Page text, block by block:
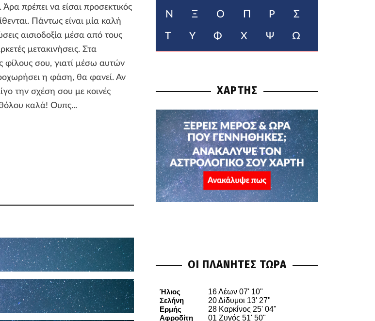
πρέπει να είσαι προσεκτικός
Πάντως είναι μία καλή
αισιοδοξία μέσα από τους
μετακινήσεις. Στα
φίλους σου, γιατί μέσω αυτών
η φάση, θα φανεί. Αν
την σχέση σου με κοινές
καλά! Ουπς...
Ν Ξ Ο Π Ρ Σ
Τ Υ Φ Χ Ψ Ω
ΧΑΡΤΗΣ
ΟΙ ΠΛΑΝΗΤΕΣ ΤΩΡΑ